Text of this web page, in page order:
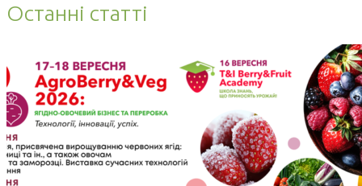
Останні статті